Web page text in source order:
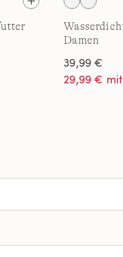
Damen
39,99 €
29,99 €